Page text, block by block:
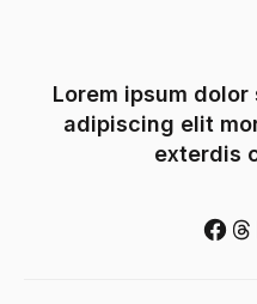
Lorem ipsum
adipiscing elit
exterdis